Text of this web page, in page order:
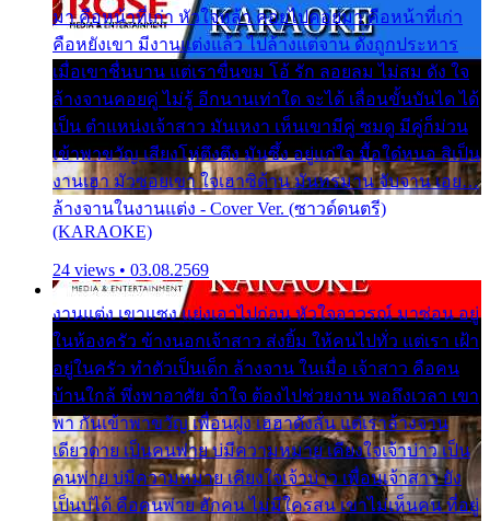
มา คือหน้าที่เก่า หัวใจหล้า คอยไปคอยมา คือหน้าที่เก่า
คือหยังเขา มีงานแต่งแล้ว ไปล้างแต่จาน ดั่งถูกประหาร
เมื่อเขาชื่นบาน แต่เราขื่นขม โอ้ รัก ลอยลม ไม่สม ดัง ใจ
ล้างจานคอยคู่ ไม่รู้ อีกนานเท่าใด จะได้ เลื่อนขั้นบันได ได้
เป็น ตำแหน่งเจ้าสาว มันเหงา เห็นเขามีคู่ ซมดู มีคู่ก็ม่วน
เข้าพาขวัญ เสียงโห่ตึงตึง มันซึ้ง อยู่แก่ใจ มื้อใด๋หนอ สิเป็น
งานเฮา มัวซอยเขา ใจเฮาซิด้าน มันทรมาน จับจาน เอย…
ล้างจานในงานแต่ง - Cover Ver. (ซาวด์ดนตรี)
(KARAOKE)
24 views • 03.08.2569
งานแต่ง เขาแซง แย่งเอาไปก่อน หัวใจอาวรณ์ มาซ่อน อยู่
ในห้องครัว ข้างนอกเจ้าสาว ส่งยิ้ม ให้คนไปทั่ว แต่เรา เฝ้า
อยู่ในครัว ทำตัวเป็นเด็ก ล้างจาน ในเมื่อ เจ้าสาว คือคน
บ้านใกล้ พึ่งพาอาศัย จำใจ ต้องไปช่วยงาน พอถึงเวลา เขา
พา กันเข้าพาขวัญ เพื่อนฝูง เฮฮาดังลั่น แต่เราล้างจาน
เดียวดาย เป็นคนพ่าย บ่มีความหมาย เคียงใจเจ้าบ่าว เป็น
คนพ่าย บ่มีความหมาย เคียงใจเจ้าบ่าว เพื่อนเจ้าสาว ยัง
เป็นบ่ได้ คือคนพ่าย ฮักคน ไม่มีใครสน เขาไม่เห็นคน ที่อยู่